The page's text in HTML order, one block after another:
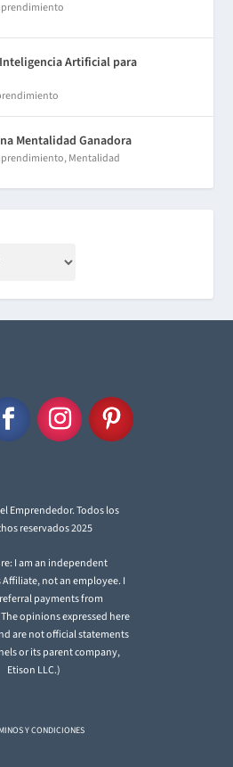
Artificial para
Mentalidad Ganadora
,Mentalidad
Emprendedor. Todos los
reservados 2025
I am an independent
not an employee. I
payments from
opinions expressed here
are not official statements
or its parent company,
Etison LLC.)
Y CONDICIONES